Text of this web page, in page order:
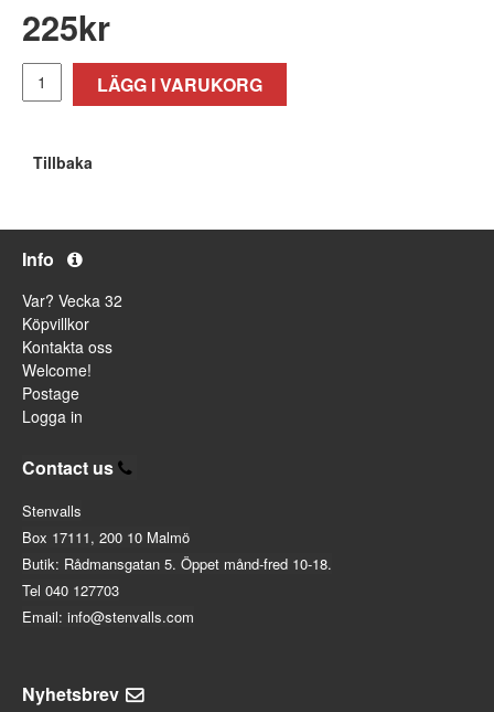
225kr
LÄGG I VARUKORG
Tillbaka
Info
Var? Vecka 32
Köpvillkor
Kontakta oss
Welcome!
Postage
Logga in
Contact us
Stenvalls
Box 17111, 200 10 Malmö
Butik: Rådmansgatan 5. Öppet månd-fred 10-18.
Tel 040 127703
Email: info@stenvalls.com
Nyhetsbrev